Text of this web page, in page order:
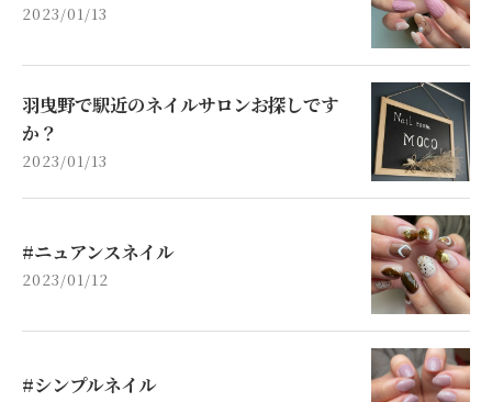
2023/01/13
羽曳野で駅近のネイルサロンお探しです
か？
2023/01/13
#ニュアンスネイル
2023/01/12
#シンプルネイル